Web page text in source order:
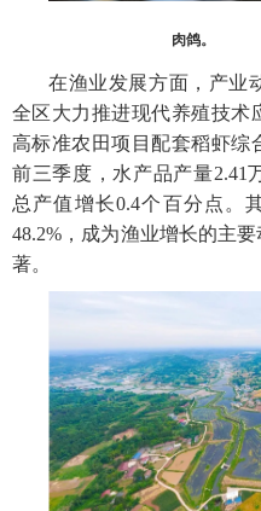
肉鸽。
在渔业发展方面，产业
全区大力推进现代养殖技术
高标准农田项目配套稻虾综
前三季度，水产品产量2.41
总产值增长0.4个百分点。
48.2%，成为渔业增长的主
著。